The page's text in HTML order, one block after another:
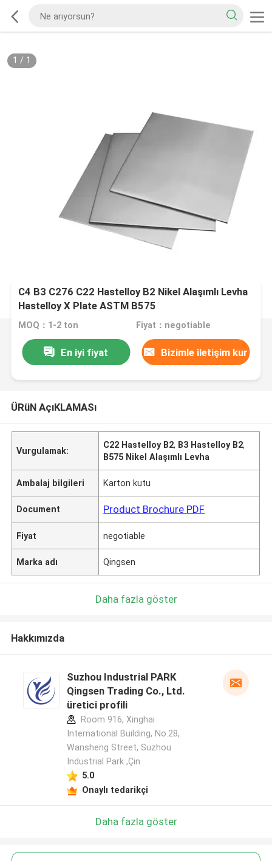
1 / 1
C4 B3 C276 C22 Hastelloy B2 Nikel Alaşımlı Levha
Hastelloy X Plate ASTM B575
MOQ：1-2 ton Fiyat：negotiable
En iyi fiyat Bizimle iletişim kur
ÜRüN AçıKLAMASı
Vurgulamak:
C22 Hastelloy B2, B3 Hastelloy B2,
B575 Nikel Alaşımlı Levha
Ambalaj bilgileri Karton kutu
Document Product Brochure PDF
Fiyat negotiable
Marka adı Qingsen
Daha fazla göster
Hakkımızda
Suzhou Industrial PARK
Qingsen Trading Co., Ltd.
üretici profili
Room 916, Xinghai
International Building, No.28,
Wansheng Street, Suzhou
Industrial Park ,Çin
5.0
Onaylı tedarikçi
Daha fazla göster